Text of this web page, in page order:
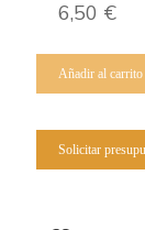
6,50 €
Añadir al carrito
Solicitar